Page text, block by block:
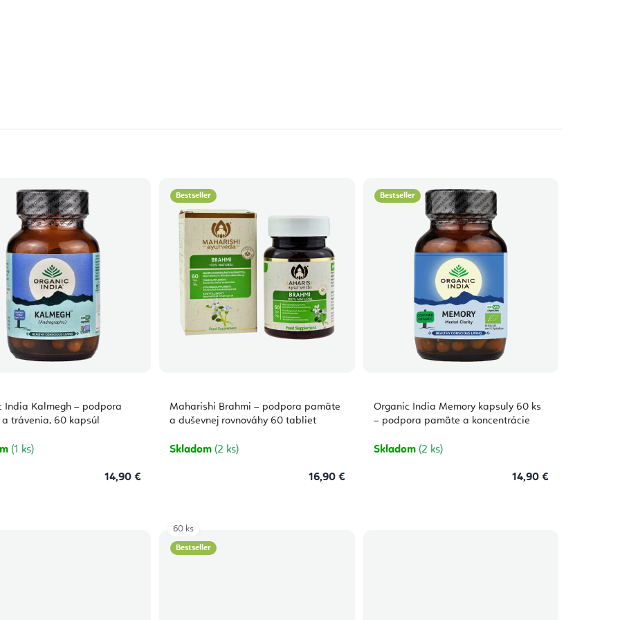
India Kalmegh – podpora
a trávenia, 60 kapsúl
(1 ks)
14,90 €
Bestseller
Maharishi Brahmi – podpora pamäte
a duševnej rovnováhy 60 tabliet
Skladom (2 ks)
16,90 €
Bestseller
Organic India Memory kapsuly 60 ks
– podpora pamäte a koncentrácie
Skladom (2 ks)
14,90 €
Bestseller
60 ks